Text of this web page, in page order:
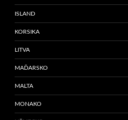
ISLAND
KORSIKA
LITVA
MAĎARSKO
MALTA
MONAKO